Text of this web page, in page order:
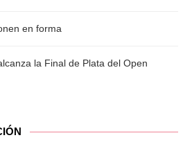
en forma
la Final de Plata del Open